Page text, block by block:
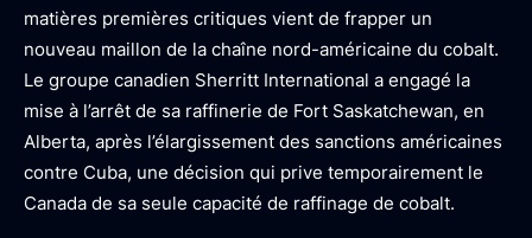
matières premières critiques vient de frapper un
nouveau maillon de la chaîne nord-américaine du cobalt.
Le groupe canadien Sherritt International a engagé la
mise à l’arrêt de sa raffinerie de Fort Saskatchewan, en
Alberta, après l’élargissement des sanctions américaines
contre Cuba, une décision qui prive temporairement le
Canada de sa seule capacité de raffinage de cobalt.